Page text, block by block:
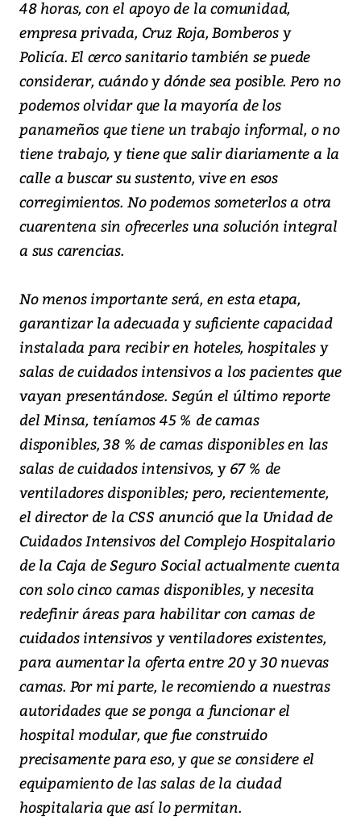
48 horas, con el apoyo de la comunidad,
empresa privada, Cruz Roja, Bomberos y
Policía. El cerco sanitario también se puede
considerar, cuándo y dónde sea posible. Pero no
podemos olvidar que la mayoría de los
panameños que tiene un trabajo informal, o no
tiene trabajo, y tiene que salir diariamente a la
calle a buscar su sustento, vive en esos
corregimientos. No podemos someterlos a otra
cuarentena sin ofrecerles una solución integral
a sus carencias.
No menos importante será, en esta etapa,
garantizar la adecuada y suficiente capacidad
instalada para recibir en hoteles, hospitales y
salas de cuidados intensivos a los pacientes que
vayan presentándose. Según el último reporte
del Minsa, teníamos 45 % de camas
disponibles, 38 % de camas disponibles en las
salas de cuidados intensivos, y 67 % de
ventiladores disponibles; pero, recientemente,
el director de la CSS anunció que la Unidad de
Cuidados Intensivos del Complejo Hospitalario
de la Caja de Seguro Social actualmente cuenta
con solo cinco camas disponibles, y necesita
redefinir áreas para habilitar con camas de
cuidados intensivos y ventiladores existentes,
para aumentar la oferta entre 20 y 30 nuevas
camas. Por mi parte, le recomiendo a nuestras
autoridades que se ponga a funcionar el
hospital modular, que fue construido
precisamente para eso, y que se considere el
equipamiento de las salas de la ciudad
hospitalaria que así lo permitan.